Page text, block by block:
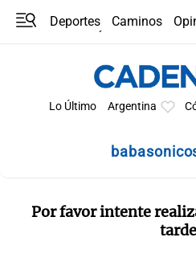
Deportes Caminos
Lo Último Argentina
Por favor intente